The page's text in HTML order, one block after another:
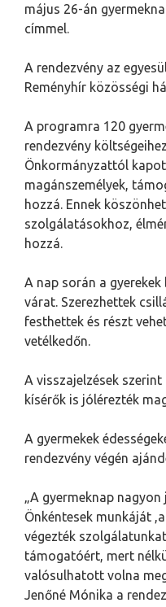
május 26-án
címmel.
A rendezvény az
Reményhír közösségi
A programra 120
rendezvény
Önkormányzattól
magánszemélyek,
hozzá. Ennek
szolgálatásokhoz,
hozzá.
A nap során a
várat. Szerezhettek
festhettek és részt
vetélkedőn.
A visszajelzések
kísérők is jólérezték
A gyermekek
rendezvény végén
„A gyermeknap
Önkéntesek munkáját
végezték
támogatóért, mert
valósulhatott volna
Jenőné Mónika a